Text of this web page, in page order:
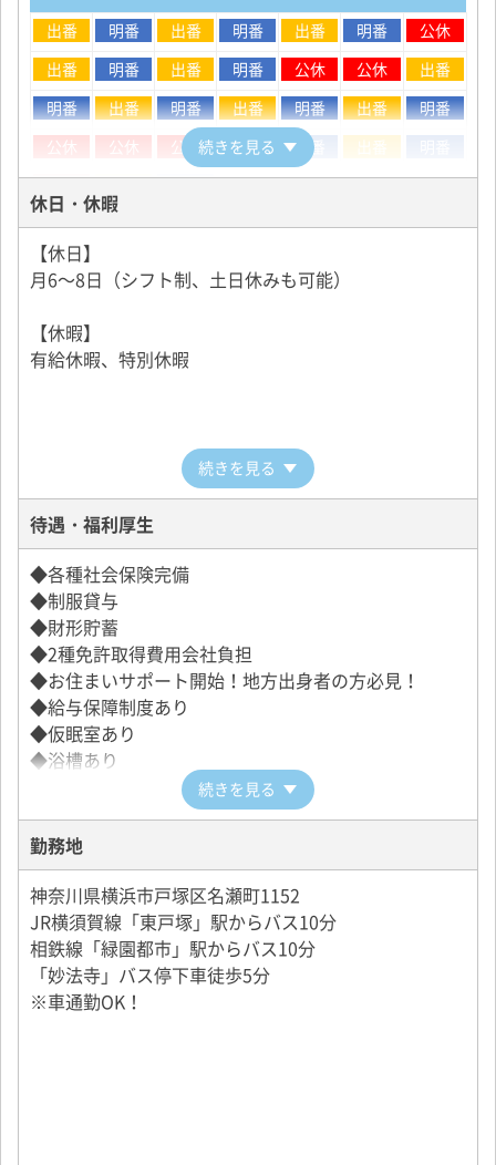
17:00～翌2:00
18:00～翌3:00
19:00～翌4:00
※休憩1時間/実働8時間/月24回乗務
※月ごとにシフトを組んで、自由に乗車開始時刻を決
※日勤勤務は戸塚営業所勤務の場合のもお選びいただ
けます。
出番 明番 出番 明番 出番 明番
公休
出番
明番 出番 明番 公休 公休
出番
明番
出番 明番 出番 明番 出番
明番
公休
公休 公休 出番 明番 出番
公休
出番 明番
続きを見る
休日・休暇
【休日】
月6～8日（シフト制、土日休みも可能）
【休暇】
有給休暇、特別休暇
続きを見る
待遇・福利厚生
◆各種社会保険完備
◆制服貸与
◆財形貯蓄
◆2種免許取得費用会社負担
◆お住まいサポート開始！地方出身者の方必見！
◆給与保障制度あり
◆仮眠室あり
◆浴槽あり
続きを見る
勤務地
神奈川県横浜市戸塚区名瀬町1152
JR横須賀線「東戸塚」駅からバス10分
相鉄線「緑園都市」駅からバス10分
「妙法寺」バス停下車徒歩5分
※車通勤OK！